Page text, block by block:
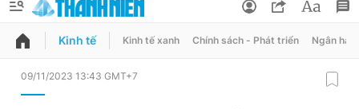
QUẢNG CÁO
Kinh tế Kinh tế xanh Chính sách - Phát triển Ngân
09/11/2023 13:43 GMT+7